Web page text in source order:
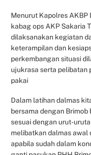
Menurut Kapolres AKBP
kabag ops AKP Sakaria
dilaksanakan kegiatan
keterampilan dan
perkembangan situasi
ujukrasa serta pelibatan
pakai
Dalam latihan dalmas
bersama dengan
sesuai dengan urut-
melibatkan dalmas awal
apabila sudah dalam